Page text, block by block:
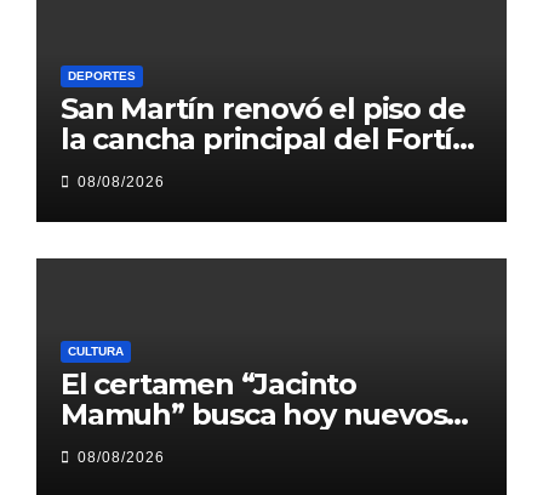
DEPORTES
San Martín renovó el piso de
la cancha principal del Fortín
Rojinegro
08/08/2026
CULTURA
El certamen “Jacinto
Mamuh” busca hoy nuevos
talentos correntinos en el
barrio San Gerónimo
08/08/2026